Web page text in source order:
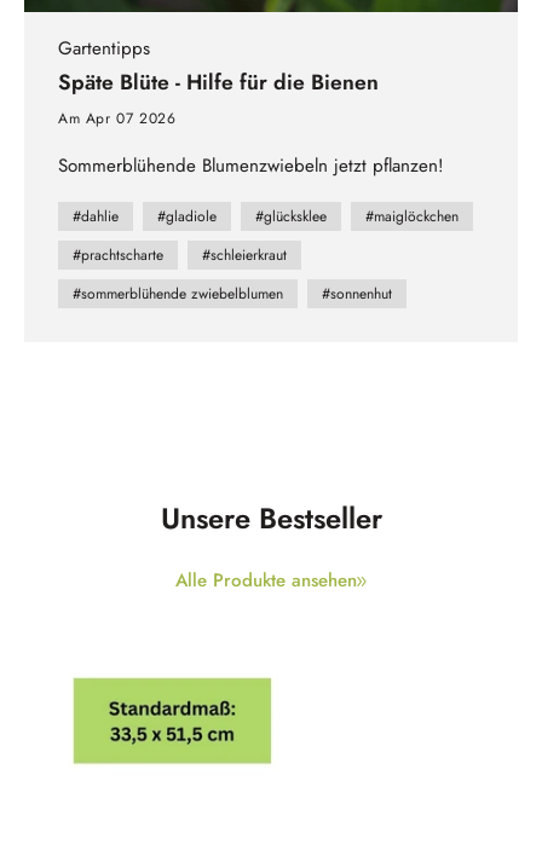
Gartentipps
Späte Blüte - Hilfe für die Bienen
Am Apr 07 2026
Sommerblühende Blumenzwiebeln jetzt pflanzen!
#dahlie #gladiole #glücksklee
#maiglöckchen
#prachtscharte
#schleierkraut
#sommerblühende zwiebelblumen
#sonnenhut
Unsere Bestseller
Alle Produkte ansehen